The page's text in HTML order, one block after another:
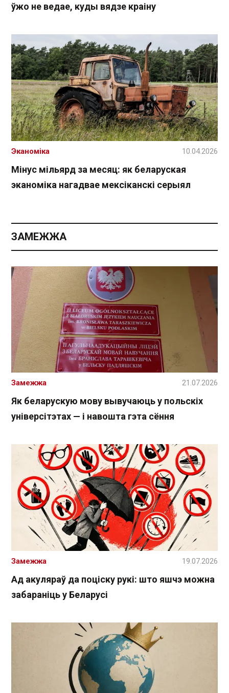
ўжо не ведае, куды вядзе краіну
Мінус мільярд за месяц: як беларуская
эканоміка нагадвае мексіканскі серыял
Эканоміка 10.04.2026
ЗАМЕЖЖА
Як беларускую мову вывучаюць у польскіх
універсітэтах — і навошта гэта сёння
Замежжа 21.07.2026
Ад акуляраў да поціску рукі: што яшчэ можна
забараніць у Беларусі
Замежжа 19.07.2026